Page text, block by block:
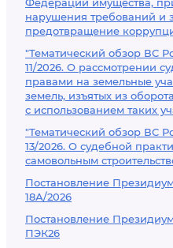
нарушения требований и
предотвращение
"Тематический обзор ВС
11/2026. О рассмотрении
правами на земельные
земель, изъятых из
с использованием таких
"Тематический обзор ВС
13/2026. О судебной
самовольным
Постановление
18А/2026
Постановление
ПЭК26